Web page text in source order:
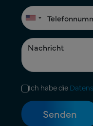
Ich habe die